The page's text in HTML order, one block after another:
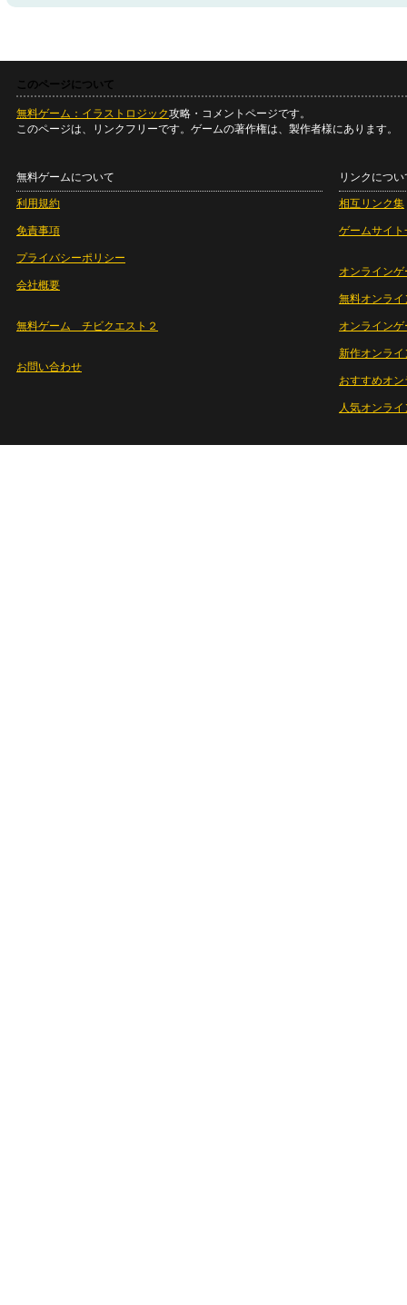
このページについて
無料ゲーム：イラストロジック攻略・コメントページです。
このページは、リンクフリーです。ゲームの著作権は、製作者様にあります。
無料ゲームについて
利用規約
免責事項
プライバシーポリシー
会社概要
無料ゲーム チビクエスト２
お問い合わせ
リンクについ
相互リンク集
ゲームサイト
オンラインゲ
無料オンライ
オンライン
新作オンライ
おすすめオ
人気オンラ